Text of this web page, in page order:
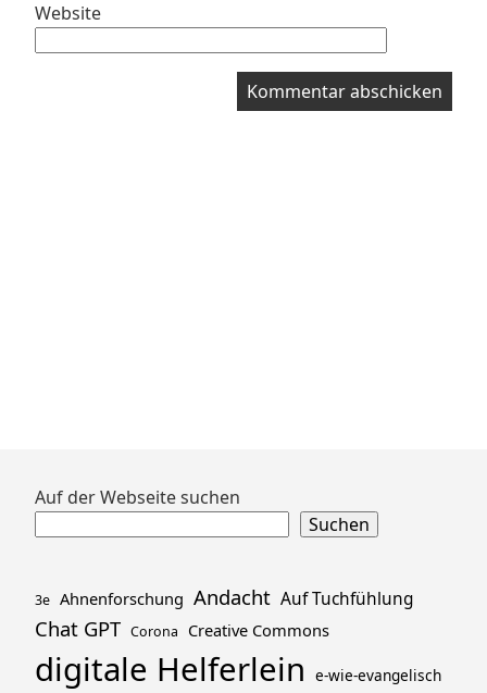
Website
Zum
Auf der Webseite suchen
Suchen
3e Ahnenforschung Andacht Auf Tuchfühlung
Chat GPT Corona Creative Commons
digitale Helferlein e-wie-evangelisch